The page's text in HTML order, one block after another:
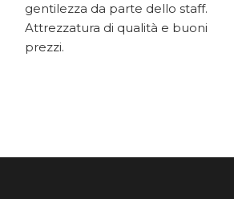
gentilezza da parte dello staff.
Attrezzatura di qualità e buoni
prezzi.